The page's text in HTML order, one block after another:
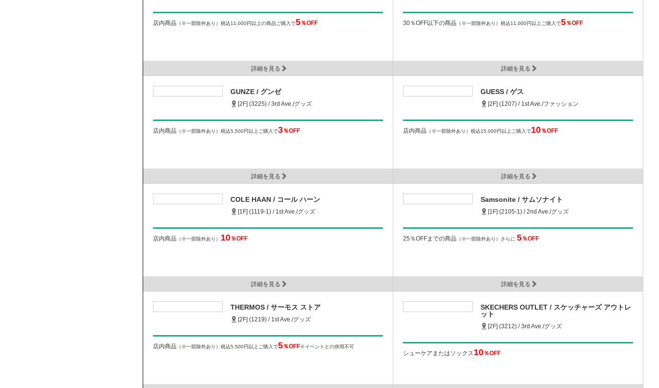
店内商品 （※一部除外あり） 税込11,000円以上の商品ご購入で5％OFF
詳細を見る
30％OFF以下の商品 （※一部除外あり） 税込11,000円以上ご購入で5％OFF
詳細を見る
GUNZE / グンゼ
[2F] (3225) / 3rd Ave./グッズ
店内商品 （※一部除外あり） 税込5,500円以上ご購入で3％OFF
詳細を見る
GUESS / ゲス
[2F] (1207) / 1st Ave./ファッション
店内商品 （※一部除外あり） 税込15,000円以上ご購入で10％OFF
詳細を見る
COLE HAAN / コール ハーン
[1F] (1119-1) / 1st Ave./グッズ
店内商品 （※一部除外あり） 10％OFF
詳細を見る
Samsonite / サムソナイト
[1F] (2105-1) / 2nd Ave./グッズ
25％OFFまでの商品 （※一部除外あり）さらに 5％OFF
詳細を見る
THERMOS / サーモス ストア
[2F] (1219) / 1st Ave./グッズ
店内商品 （※一部除外あり）税込5,500円以上ご購入で5％OFF※イベントとの併用不可
SKECHERS OUTLET / スケッチャーズ アウトレ
ット
[2F] (3212) / 3rd Ave./グッズ
シューケアまたはソックス10％OFF